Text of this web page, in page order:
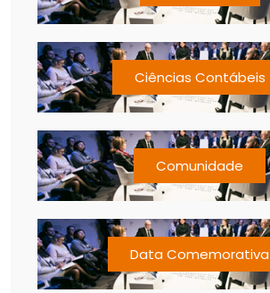
Ciências Contábeis
Comunidade
Data Comemorativa